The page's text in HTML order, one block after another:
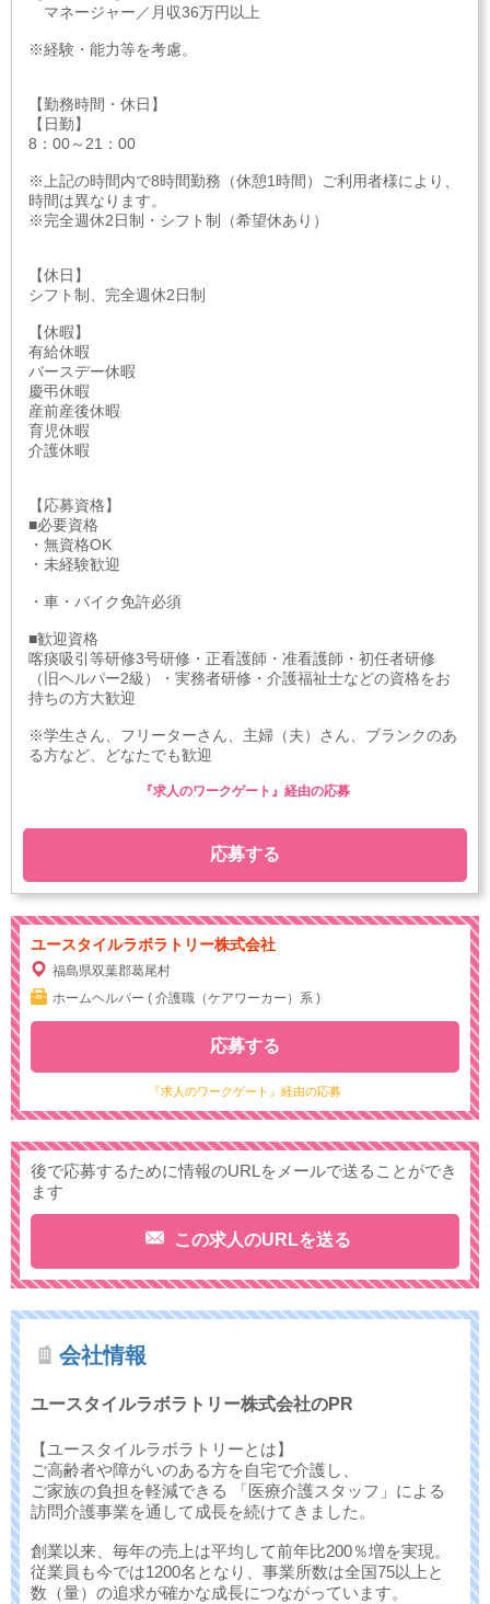
マネージャー／月収36万円以上
※経験・能力等を考慮。
【勤務時間・休日】
【日勤】
8：00～21：00
※上記の時間内で8時間勤務（休憩1時間）ご利用者様により、
時間は異なります。
※完全週休2日制・シフト制（希望休あり）
【休日】
シフト制、完全週休2日制
【休暇】
有給休暇
バースデー休暇
慶弔休暇
産前産後休暇
育児休暇
介護休暇
【応募資格】
■必要資格
・無資格OK
・未経験歓迎
・車・バイク免許必須
■歓迎資格
喀痰吸引等研修3号研修・正看護師・准看護師・初任者研修
（旧ヘルパー2級）・実務者研修・介護福祉士などの資格をお
持ちの方大歓迎
※学生さん、フリーターさん、主婦（夫）さん、ブランクのあ
る方など、どなたでも歓迎
応募する
『求人のワークゲート』経由の応募
ユースタイルラボラトリー株式会社
福島県双葉郡葛尾村
ホームヘルパー ( 介護職（ケアワーカー）系 )
『求人のワークゲート』経由の応募
応募する
後で応募するために情報のURLをメールで送ることができ
ます
この求人のURLを送る
会社情報
ユースタイルラボラトリー株式会社のPR
【ユースタイルラボラトリーとは】
ご高齢者や障がいのある方を自宅で介護し、
ご家族の負担を軽減できる 「医療介護スタッフ」による
訪問介護事業を通して成長を続けてきました。
創業以来、毎年の売上は平均して前年比200％増を実現。
従業員も今では1200名となり、事業所数は全国75以上と
数（量）の追求が確かな成長につながっています。